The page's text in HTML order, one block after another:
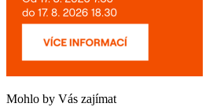
Mohlo by Vás zajímat